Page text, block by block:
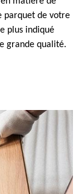
parquet de votre
plus indiqué
grande qualité.